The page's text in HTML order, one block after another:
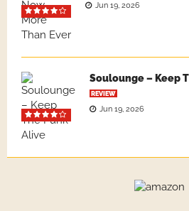
Jun 19, 2026
Soulounge – Keep
REVIEW
Jun 19, 2026